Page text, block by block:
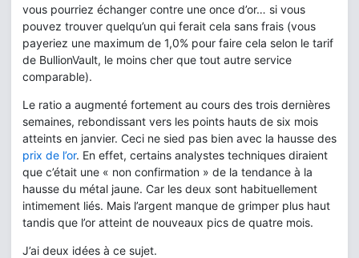
vous pourriez échanger contre une once d’or… si vous
pouvez trouver quelqu’un qui ferait cela sans frais (vous
payeriez une maximum de 1,0% pour faire cela selon le tarif
de BullionVault, le moins cher que tout autre service
comparable).
Le ratio a augmenté fortement au cours des trois dernières
semaines, rebondissant vers les points hauts de six mois
atteints en janvier. Ceci ne sied pas bien avec la hausse des
prix de l’or. En effet, certains analystes techniques diraient
que c’était une « non confirmation » de la tendance à la
hausse du métal jaune. Car les deux sont habituellement
intimement liés. Mais l’argent manque de grimper plus haut
tandis que l’or atteint de nouveaux pics de quatre mois.
J’ai deux idées à ce sujet.